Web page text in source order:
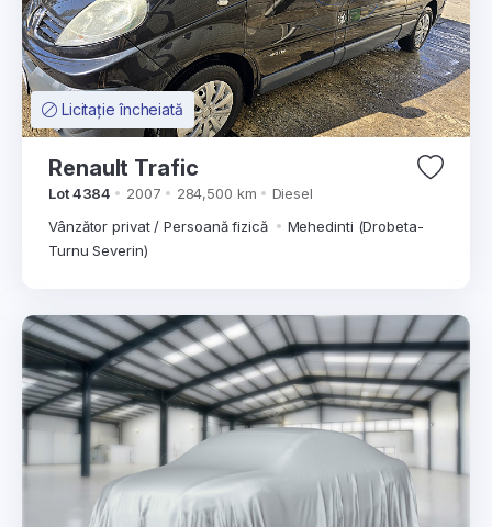
Licitație încheiată
Renault Trafic
Lot 4384 2007 284,500 km
Diesel
Vânzător privat / Persoană fizică
Mehedinti (Drobeta-
Turnu Severin)